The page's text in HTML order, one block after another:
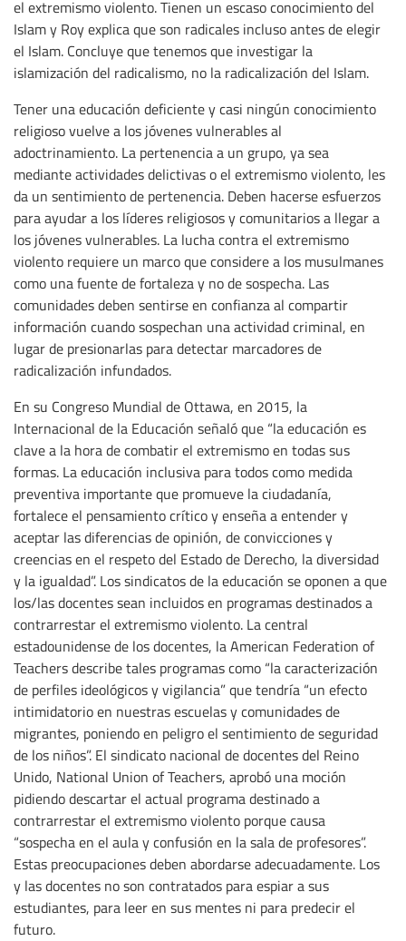
el extremismo violento. Tienen un escaso conocimiento del
Islam y Roy explica que son radicales incluso antes de elegir
el Islam. Concluye que tenemos que investigar la
islamización del radicalismo, no la radicalización del Islam.
Tener una educación deficiente y casi ningún conocimiento
religioso vuelve a los jóvenes vulnerables al
adoctrinamiento. La pertenencia a un grupo, ya sea
mediante actividades delictivas o el extremismo violento, les
da un sentimiento de pertenencia. Deben hacerse esfuerzos
para ayudar a los líderes religiosos y comunitarios a llegar a
los jóvenes vulnerables. La lucha contra el extremismo
violento requiere un marco que considere a los musulmanes
como una fuente de fortaleza y no de sospecha. Las
comunidades deben sentirse en confianza al compartir
información cuando sospechan una actividad criminal, en
lugar de presionarlas para detectar marcadores de
radicalización infundados.
En su Congreso Mundial de Ottawa, en 2015, la
Internacional de la Educación señaló que “la educación es
clave a la hora de combatir el extremismo en todas sus
formas. La educación inclusiva para todos como medida
preventiva importante que promueve la ciudadanía,
fortalece el pensamiento crítico y enseña a entender y
aceptar las diferencias de opinión, de convicciones y
creencias en el respeto del Estado de Derecho, la diversidad
y la igualdad”. Los sindicatos de la educación se oponen a que
los/las docentes sean incluidos en programas destinados a
contrarrestar el extremismo violento. La central
estadounidense de los docentes, la American Federation of
Teachers describe tales programas como “la caracterización
de perfiles ideológicos y vigilancia” que tendría “un efecto
intimidatorio en nuestras escuelas y comunidades de
migrantes, poniendo en peligro el sentimiento de seguridad
de los niños”. El sindicato nacional de docentes del Reino
Unido, National Union of Teachers, aprobó una moción
pidiendo descartar el actual programa destinado a
contrarrestar el extremismo violento porque causa
“sospecha en el aula y confusión en la sala de profesores”.
Estas preocupaciones deben abordarse adecuadamente. Los
y las docentes no son contratados para espiar a sus
estudiantes, para leer en sus mentes ni para predecir el
futuro.